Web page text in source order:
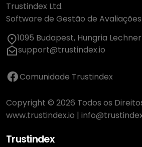
Trustindex Ltd.
Software de Gestão de
1095 Budapest, Hungria
support@trustindex.io
Comunidade Trustindex
Copyright © 2026 Todos os
www.trustindex.io |
Trustindex